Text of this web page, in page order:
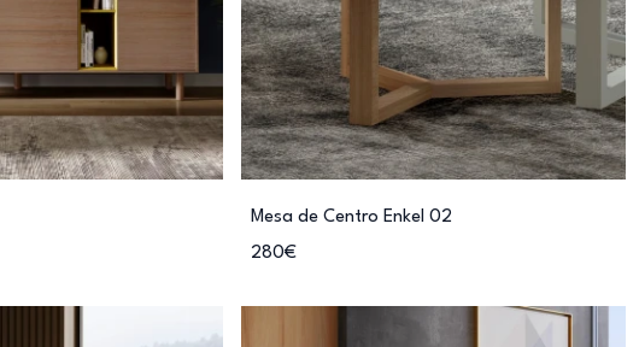
Mesa de Centro Enkel 02
280€